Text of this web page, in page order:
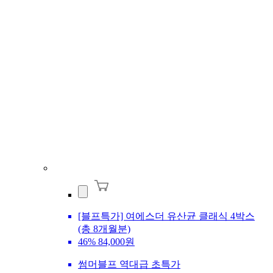
[블프특가] 여에스더 유산균 클래식 4박스
(총 8개월분)
46% 84,000원
썸머블프 역대급 초특가